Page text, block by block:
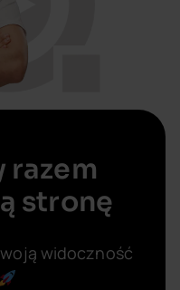
razem
stronę
widoczność